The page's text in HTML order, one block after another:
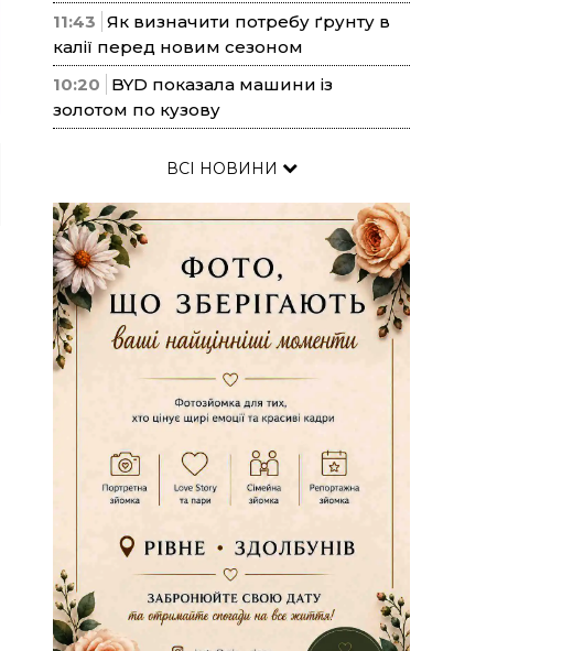
11:43 Як визначити потребу ґрунту в
калії перед новим сезоном
10:20
BYD показала машини із
золотом по кузову
ВСІ НОВИНИ